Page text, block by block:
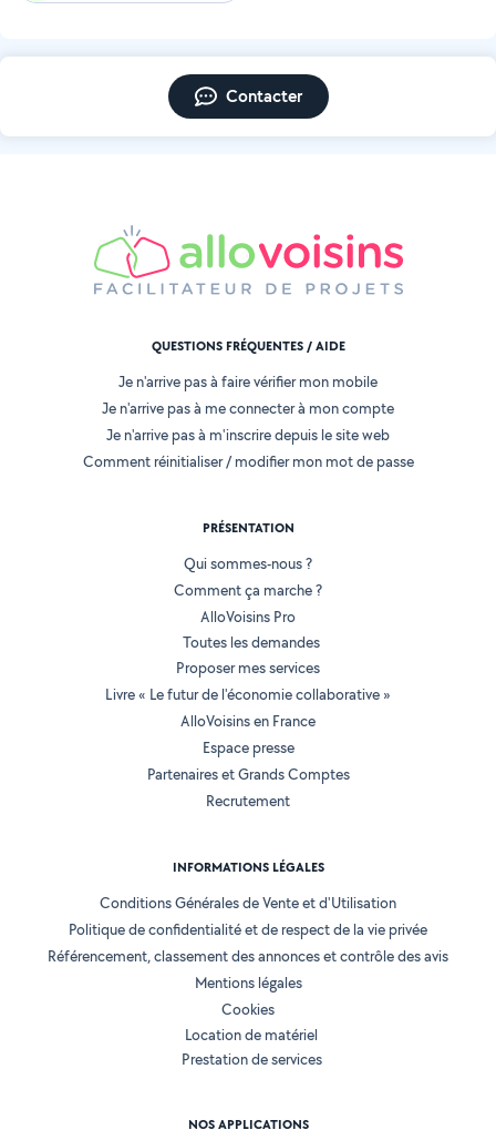
Contacter
QUESTIONS FRÉQUENTES / AIDE
Je n'arrive pas à faire vérifier mon mobile
Je n'arrive pas à me connecter à mon compte
Je n'arrive pas à m'inscrire depuis le site web
Comment réinitialiser / modifier mon mot de passe
PRÉSENTATION
Qui sommes-nous ?
Comment ça marche ?
AlloVoisins Pro
Toutes les demandes
Proposer mes services
Livre « Le futur de l'économie collaborative »
AlloVoisins en France
Espace presse
Partenaires et Grands Comptes
Recrutement
INFORMATIONS LÉGALES
Conditions Générales de Vente et d'Utilisation
Politique de confidentialité et de respect de la vie privée
Référencement, classement des annonces et contrôle des avis
Mentions légales
Cookies
Location de matériel
Prestation de services
NOS APPLICATIONS